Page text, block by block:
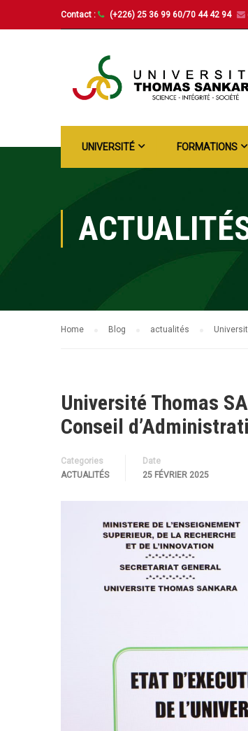
Contact : (+226) 25 36 99 60/70 44 42 94
UNIVERSITÉ FORMATIONS
Home Blog actualités
Université Thomas
Conseil
Categories
ACTUALITÉS
Date
25 FÉVRIER 2025